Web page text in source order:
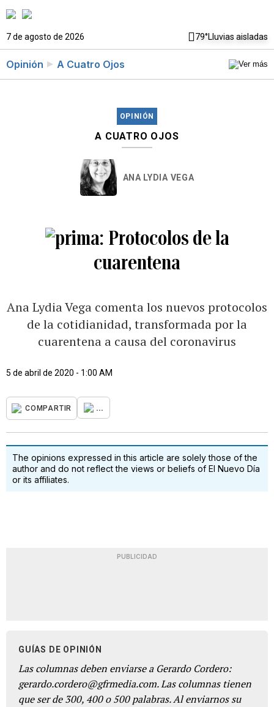
7 de agosto de 2026 79°Lluvias aisladas
Opinión A Cuatro Ojos
OPINIÓN
A CUATRO OJOS
ANA LYDIA VEGA
Protocolos de la
cuarentena
Ana Lydia Vega comenta los nuevos protocolos
de la cotidianidad, transformada por la
cuarentena a causa del coronavirus
5 de abril de 2020 - 1:00 AM
COMPARTIR ...
The opinions expressed in this article are solely those of the
author and do not reflect the views or beliefs of El Nuevo Día
or its affiliates.
PUBLICIDAD
GUÍAS DE OPINIÓN
Las columnas deben enviarse a Gerardo Cordero:
gerardo.cordero@gfrmedia.com. Las columnas tienen
que ser de 300, 400 o 500 palabras. Al enviarnos su